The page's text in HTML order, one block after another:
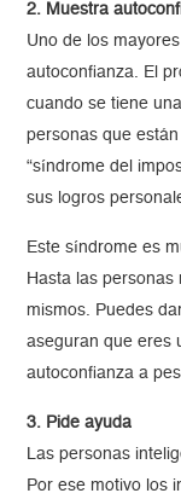
2. Muestra
Uno de los
autoconfianza. El
cuando se tiene
personas que
“síndrome del
sus logros
Este síndrome es
Hasta las
mismos. Puedes
aseguran que eres
autoconfianza a
3. Pide ayuda
Las personas
Por ese motivo los